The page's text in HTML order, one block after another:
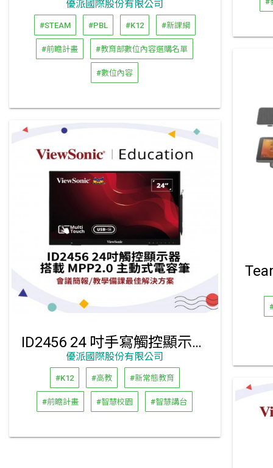
優派國際股份有限公司
#STEAM #PBL #K12 #新課綱
#前瞻計畫 #教育部數位內容選購名單
#數位內容
ID2456 24 吋手寫觸控顯示器 搭載 MPP2.0 主動式電容筆
優派國際股份有限公司
#K12 #高教 #新常態教育
#前瞻計畫 #智慧校園 #智慧講台